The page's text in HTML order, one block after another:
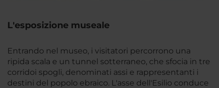
L'esposizione museale
Entrando nel museo, i visitatori percorrono una
ripida scala e un tunnel sotterraneo, che sfocia in tre
corridoi spogli, denominati assi e rappresentanti i
destini del popolo ebraico. L'asse dell'Esilio conduce